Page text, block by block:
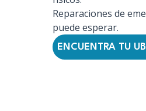
Reparaciones de
puede esperar.
ENCUENTRA TU